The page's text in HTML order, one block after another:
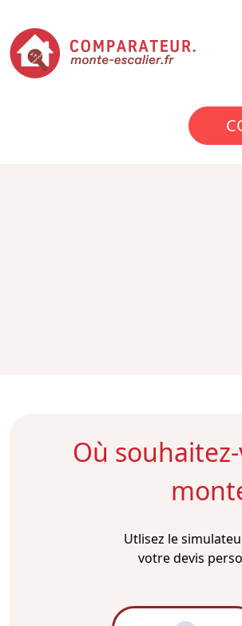
Où
Utlisez le
votre devis